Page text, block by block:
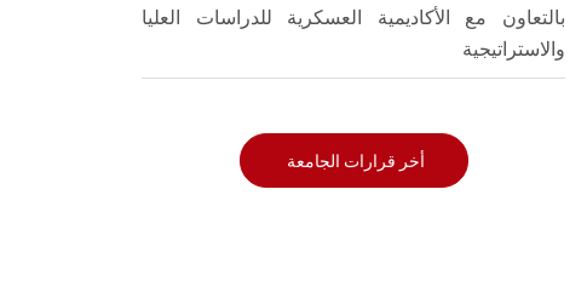
بالتعاون مع الأكاديمية العسكرية للدراسات العليا
والاستراتيجية
أخر قرارات الجامعة